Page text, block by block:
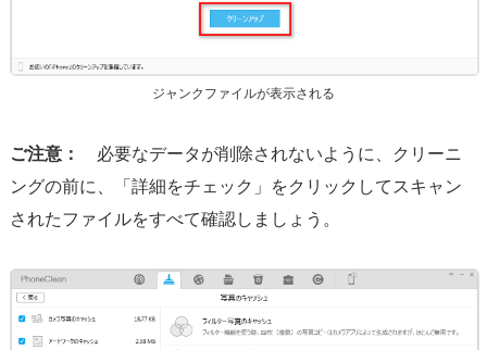
ジャンクファイルが表示される
ご注意：
必要なデータが削除されないように、クリーニ
ングの前に、「詳細をチェック」をクリックしてスキャン
されたファイルをすべて確認しましょう。